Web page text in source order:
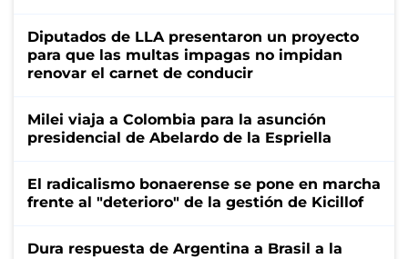
Diputados de LLA presentaron un proyecto
para que las multas impagas no impidan
renovar el carnet de conducir
Milei viaja a Colombia para la asunción
presidencial de Abelardo de la Espriella
El radicalismo bonaerense se pone en marcha
frente al "deterioro" de la gestión de Kicillof
Dura respuesta de Argentina a Brasil a la